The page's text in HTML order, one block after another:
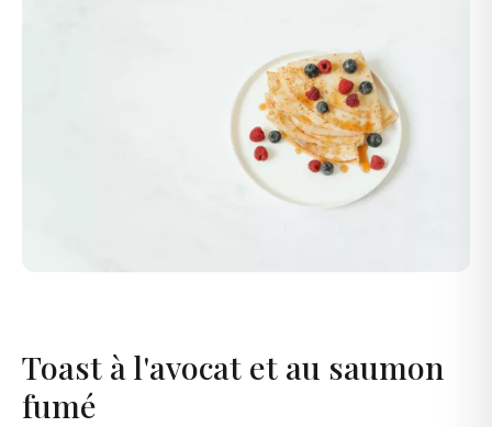
Toast à l'avocat et au saumon
fumé